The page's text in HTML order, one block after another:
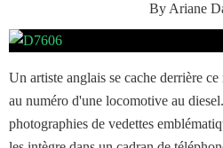
By Ariane
Un artiste anglais se cache derrière
au numéro d'une locomotive au
photographies de vedettes